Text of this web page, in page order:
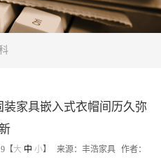
家具嵌入式衣帽间历久弥
【大 中 小】 来源：丰浩家具
作者：